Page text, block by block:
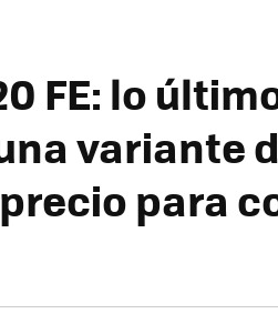
FE: lo
variante
para